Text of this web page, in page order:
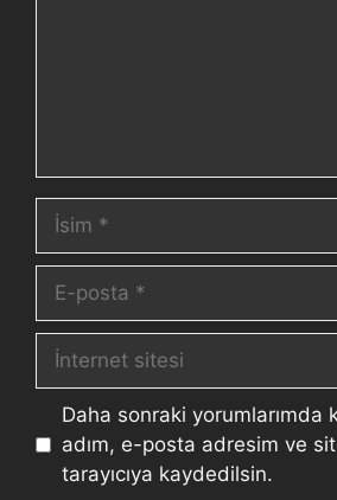
Daha sonraki yorumlarımda
adım, e-posta adresim ve
tarayıcıya kaydedilsin.